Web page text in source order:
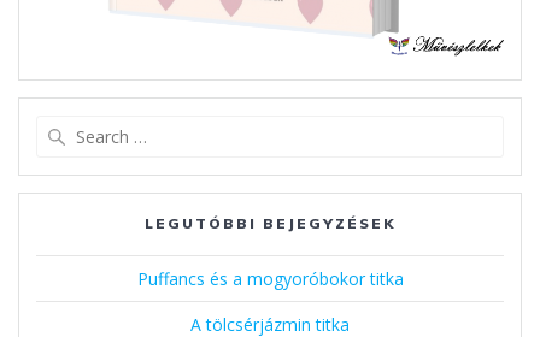
LEGUTÓBBI BEJEGYZÉSEK
Puffancs és a mogyoróbokor titka
A tölcsérjázmin titka